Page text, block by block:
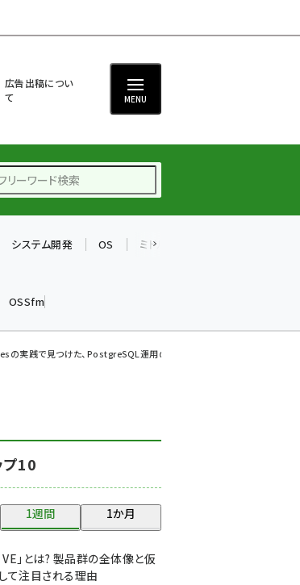
広告出稿につい
て
MENU
仲間と築いた勝利の絆～
iot女子会 (2248)
drupal (1929)
genai (1468)
abc123 (1341)
システム開発 OS ミドルウェア
OSSfm
の実践で見つけた、PostgreSQL運用の...
プ10
1週間 1か月
」とは? 製品群の全体像と仮
て注目される理由